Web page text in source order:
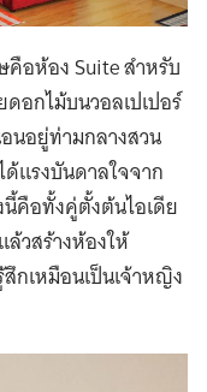
อห้อง Suite สำหรับ
อกไม้บนวอลเปเปอร์
นอยู่ท่ามกลางสวน
แรงบันดาลใจจาก
คือทั้งคู่ตั้งต้นไอเดีย
ล้วสร้างห้องให้
กเหมือนเป็นเจ้าหญิง